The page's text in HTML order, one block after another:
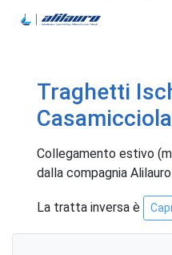
Traghetti
Collegamento estivo
dalla compagnia Alilauro.
La tratta inversa è